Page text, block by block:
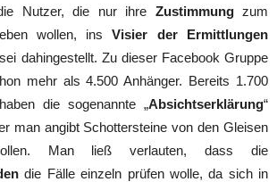
Nutzer, die nur ihre Zustimmungzum
wollen, insVisier der Ermittlungen
dahingestellt. Zu dieser Facebook Gruppe
mehr als 4.500 Anhänger. Bereits 1.700
die sogenannte „Absichtserklärung“
man angibt Schottersteine von den Gleisen
Man ließ verlauten, dass die
die Fälle einzeln prüfen wolle, da sich in